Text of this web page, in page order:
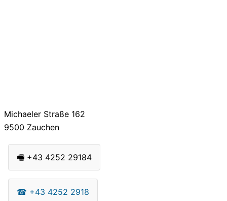
Michaeler Straße 162
9500 Zauchen
🖷 +43 4252 29184
☎ +43 4252 2918